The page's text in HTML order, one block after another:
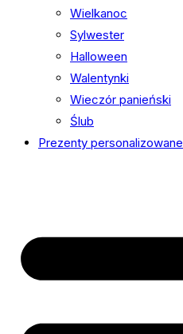
Wielkanoc
Sylwester
Halloween
Walentynki
Wieczór panieński
Ślub
Prezenty personalizowane